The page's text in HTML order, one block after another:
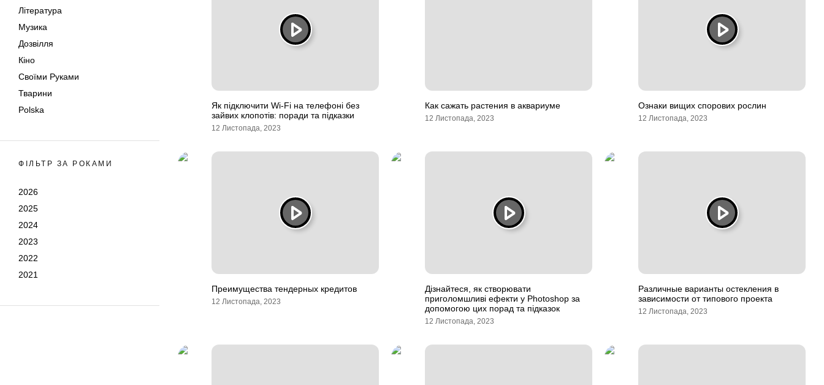
Література
Музика
Дозвілля
Кіно
Своїми Руками
Тварини
Polska
ФІЛЬТР ЗА РОКАМИ
2026
2025
2024
2023
2022
2021
Як підключити Wi-Fi на телефоні без
зайвих клопотів: поради та підказки
12 Листопада, 2023
Как сажать растения в аквариуме
12 Листопада, 2023
Ознаки вищих спорових рослин
12 Листопада, 2023
Преимущества тендерных кредитов
12 Листопада, 2023
Дізнайтеся, як створювати
приголомшливі ефекти у Photoshop за
допомогою цих порад та підказок
12 Листопада, 2023
Различные варианты остекления в
зависимости от типового проекта
12 Листопада, 2023